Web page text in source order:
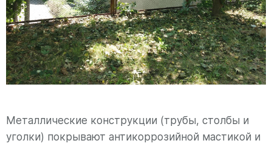
Металлические конструкции (трубы, столбы и
уголки) покрывают антикоррозийной мастикой и